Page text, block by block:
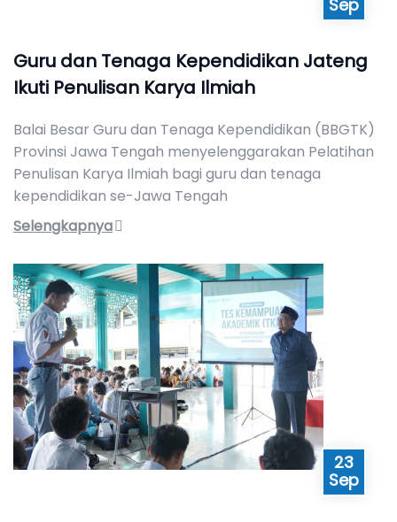
Sep
Guru dan Tenaga Kependidikan Jateng
Ikuti Penulisan Karya Ilmiah
Balai Besar Guru dan Tenaga Kependidikan (BBGTK)
Provinsi Jawa Tengah menyelenggarakan Pelatihan
Penulisan Karya Ilmiah bagi guru dan tenaga
kependidikan se-Jawa Tengah
Selengkapnya
23
Sep